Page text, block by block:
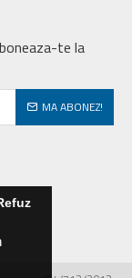
te la
MA ABONEZ!